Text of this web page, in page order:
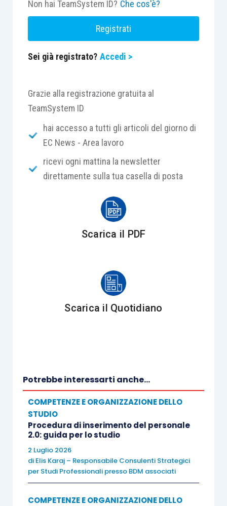
Non hai TeamSystem ID? Che cos'è?
Registrati
Sei già registrato? Accedi >
Grazie alla registrazione gratuita al
TeamSystem ID
hai accesso a tutti gli articoli del giorno di
EC News - Area lavoro
ricevi ogni mattina la newsletter
direttamente sulla tua casella di posta
Scarica il PDF
Scarica il Quotidiano
Potrebbe interessarti anche...
COMPETENZE E ORGANIZZAZIONE DELLO
STUDIO
Procedura di inserimento del personale
2.0: guida per lo studio
2 Luglio 2026
di Elis Karaj – Responsabile Consulenti Strategici
per Studi Professionali presso BDM associati
COMPETENZE E ORGANIZZAZIONE DELLO